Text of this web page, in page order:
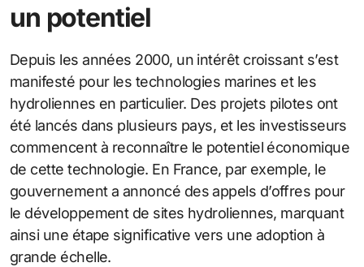
un potentiel
Depuis les années 2000, un intérêt croissant s’est
manifesté pour les technologies marines et les
hydroliennes en particulier. Des projets pilotes ont
été lancés dans plusieurs pays, et les investisseurs
commencent à reconnaître le potentiel économique
de cette technologie. En France, par exemple, le
gouvernement a annoncé des appels d’offres pour
le développement de sites hydroliennes, marquant
ainsi une étape significative vers une adoption à
grande échelle.